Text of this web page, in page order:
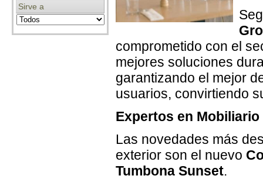
Sirve a
comprometido con el
mejores soluciones
garantizando el mejor
usuarios, convirtiendo
Expertos en
Las novedades más
exterior son el nuevo
Tumbona Sunset.